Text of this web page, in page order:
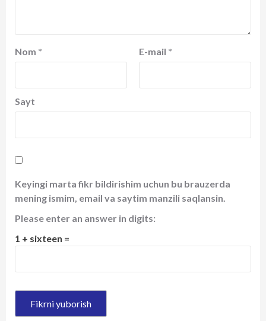
Nom * E-mail *
Sayt
Keyingi marta fikr bildirishim uchun bu brauzerda
mening ismim, email va saytim manzili saqlansin.
Please enter an answer in digits:
1 + sixteen =